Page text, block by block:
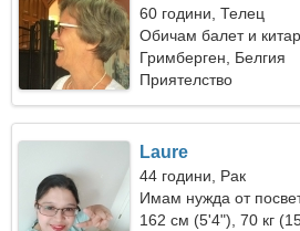
60 години, Телец
Обичам балет и
Гримберген, Белгия
Приятелство
Laure
44 години, Рак
Имам нужда от
162 см (5'4"), 70 кг